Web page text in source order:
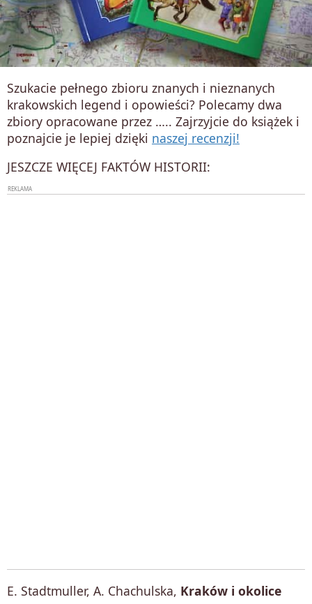
Szukacie pełnego zbioru znanych i nieznanych
krakowskich legend i opowieści? Polecamy dwa
zbiory opracowane przez ….. Zajrzyjcie do książek i
poznajcie je lepiej dzięki naszej recenzji!
JESZCZE WIĘCEJ FAKTÓW HISTORII:
E. Stadtmuller, A. Chachulska, Kraków i okolice